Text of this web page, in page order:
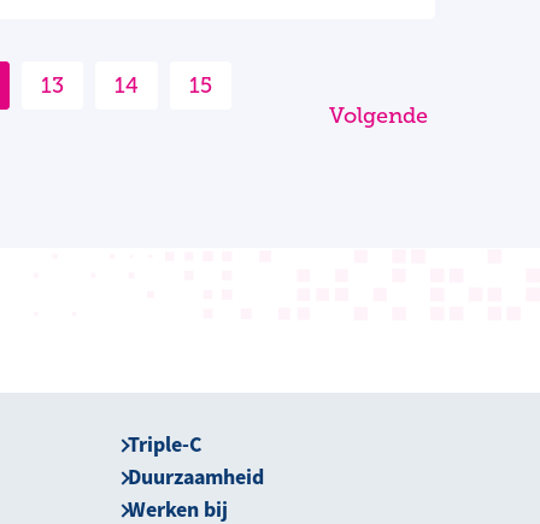
13 14
15
Volgende
Triple-C
Duurzaamheid
Werken bij